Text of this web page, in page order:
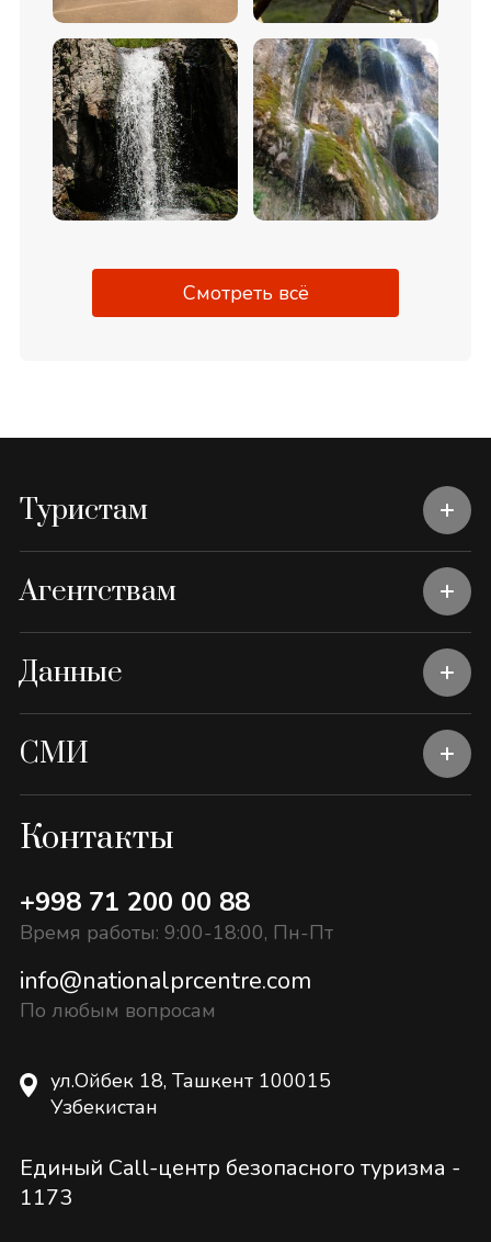
Смотреть всё
Туристам
Агентствам
Данные
СМИ
Контакты
+998 71 200 00 88
Время работы: 9:00-18:00, Пн-Пт
info@nationalprcentre.com
По любым вопросам
ул.Ойбек 18, Ташкент 100015
Узбекистан
Единый Call-центр безопасного туризма -
1173